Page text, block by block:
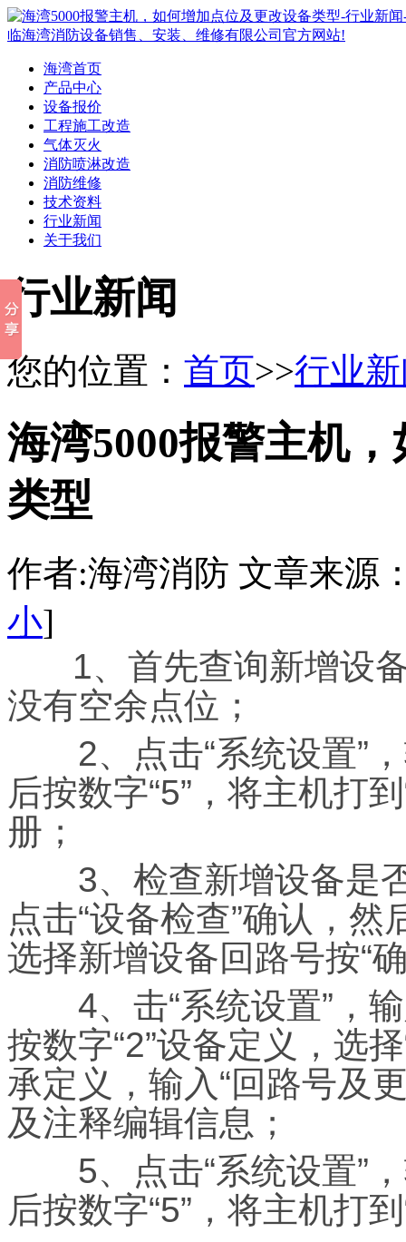
海湾首页
产品中心
设备报价
工程施工改造
气体灭火
消防喷淋改造
消防维修
技术资料
行业新闻
关于我们
行业新闻
您的位置： 首页>>行业
海湾5000报警主机
类型
作者:海湾消防 文章来源
小]
1、首先查询新增设备
没有空余点位；
2、点击“系统设置”，
后按数字“5”，将主机打
册；
3、检查新增设备是否
点击“设备检查”确认，然
选择新增设备回路号按“
4、击“系统设置”，输
按数字“2”设备定义，选
承定义，输入“回路号及
及注释编辑信息；
5、点击“系统设置”，
后按数字“5”，将主机打